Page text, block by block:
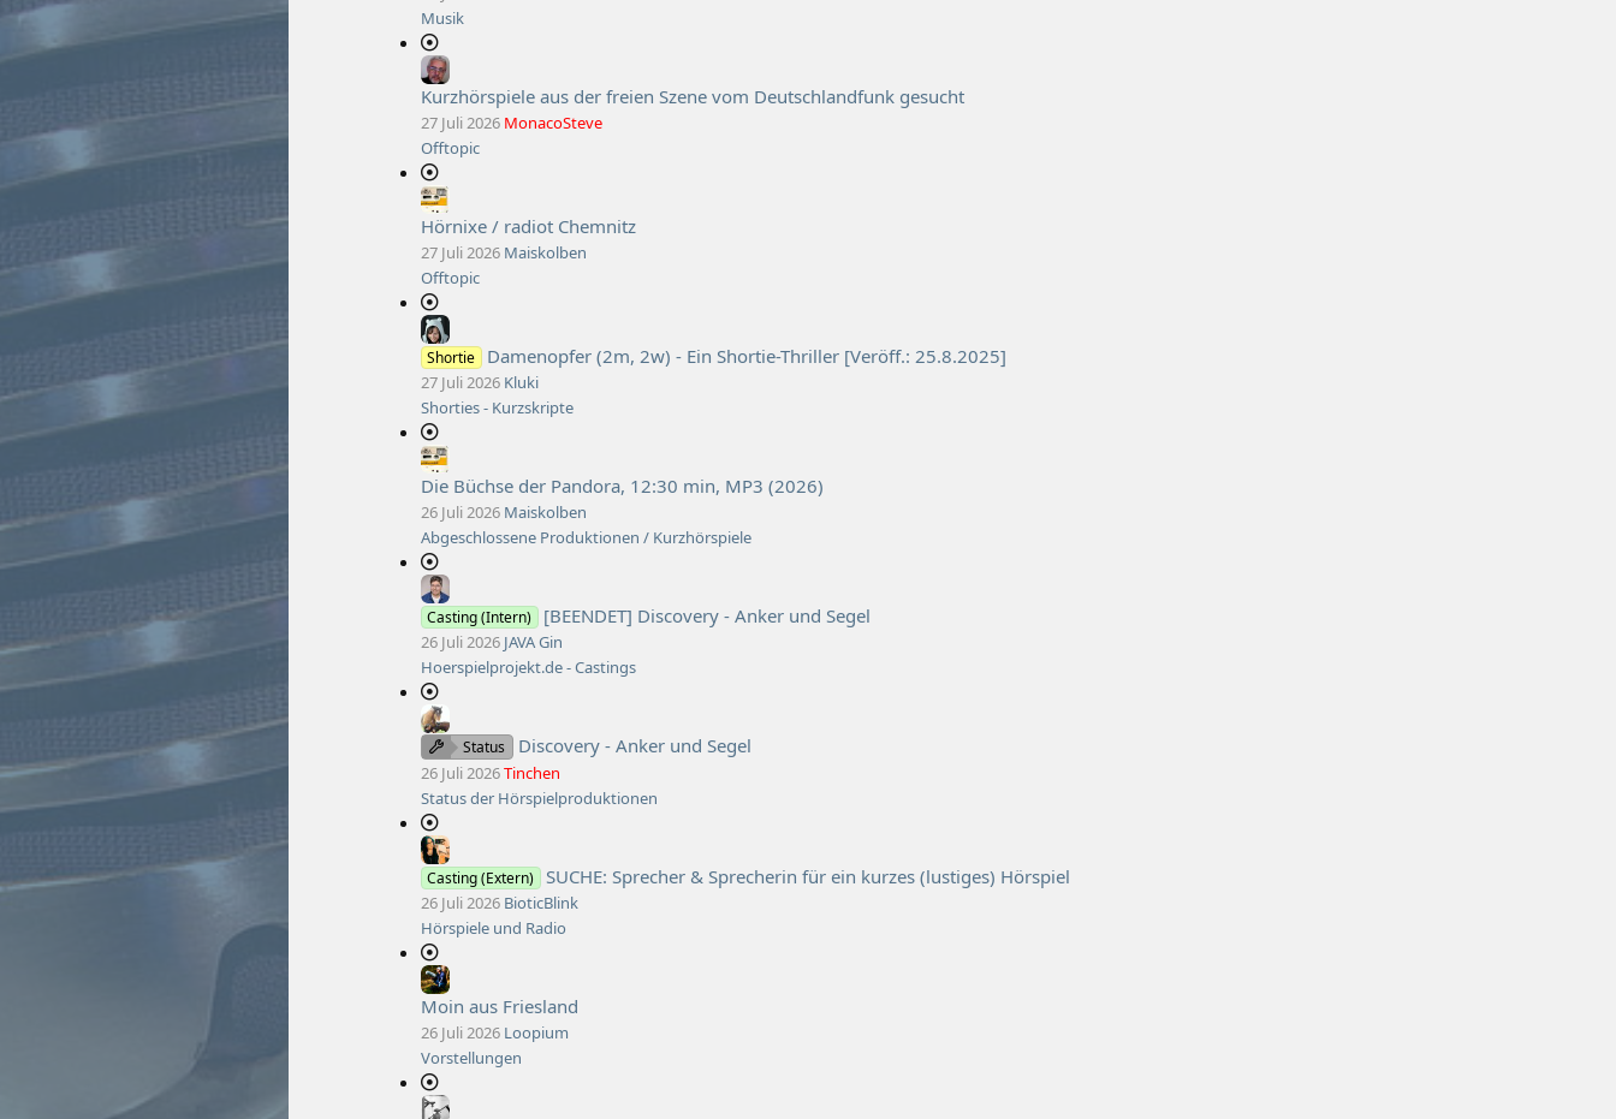
Musik
Kurzhörspiele aus der freien Szene vom Deutschlandfunk gesucht
27 Juli 2026 MonacoSteve
Offtopic
Hörnixe / radiot Chemnitz
27 Juli 2026 Maiskolben
Offtopic
Shortie Damenopfer (2m, 2w) - Ein Shortie-Thriller [Veröff.: 25.8.2025]
27 Juli 2026 Kluki
Shorties - Kurzskripte
Die Büchse der Pandora, 12:30 min, MP3 (2026)
26 Juli 2026 Maiskolben
Abgeschlossene Produktionen / Kurzhörspiele
Casting (Intern) [BEENDET] Discovery - Anker und Segel
26 Juli 2026 JAVA Gin
Hoerspielprojekt.de - Castings
Status Discovery - Anker und Segel
26 Juli 2026Tinchen
Status der Hörspielproduktionen
Casting (Extern) SUCHE: Sprecher & Sprecherin für ein kurzes (lustiges) Hörspiel
26 Juli 2026 BioticBlink
Hörspiele und Radio
Moin aus Friesland
26 Juli 2026 Loopium
Vorstellungen